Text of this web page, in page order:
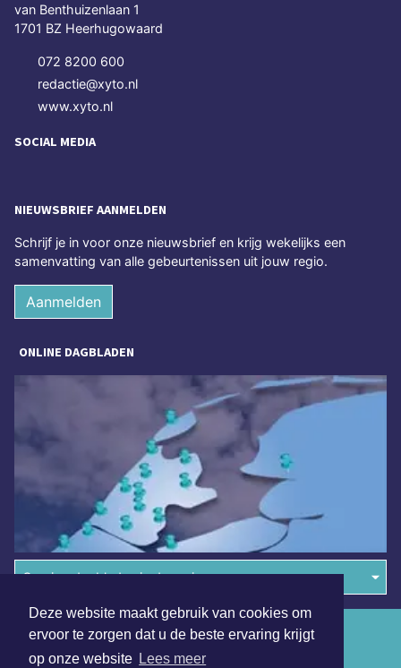
Deze website maakt gebruik van cookies om
ervoor te zorgen dat u de beste ervaring krijgt
op onze website Lees meer
van Benthuizenlaan 1
1701 BZ Heerhugowaard
072 8200 600
redactie@xyto.nl
www.xyto.nl
SOCIAL MEDIA
NIEUWSBRIEF AANMELDEN
Schrijf je in voor onze nieuwsbrief en krijg wekelijks een
samenvatting van alle gebeurtenissen uit jouw regio.
Aanmelden
ONLINE DAGBLADEN
Overige dagbladen in de regio
Algemene voorwaarden
Disclaimer